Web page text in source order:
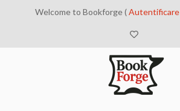
Welcome to Bookforge (Autentificare